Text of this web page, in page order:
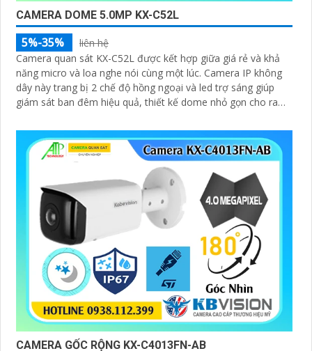
CAMERA DOME 5.0MP KX-C52L
5%-35%
liên hệ
Camera quan sát KX-C52L được kết hợp giữa giá rẻ và khả
năng micro và loa nghe nói cùng một lúc. Camera IP không
dây này trang bị 2 chế độ hồng ngoại và led trợ sáng giúp
giám sát ban đêm hiệu quả, thiết kế dome nhỏ gọn cho ra
CAMERA GỐC RỘNG KX-C4013FN-AB